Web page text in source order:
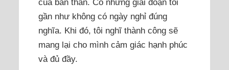
của bản thân. Có những giai đoạn tôi
gần như không có ngày nghỉ đúng
nghĩa. Khi đó, tôi nghĩ thành công sẽ
mang lại cho mình cảm giác hạnh phúc
và đủ đầy.